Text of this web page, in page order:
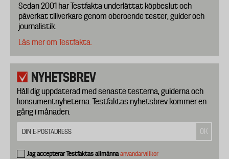
Sedan 2001 har Testfakta underlättat köpbeslut och
påverkat tillverkare genom oberoende tester, guider och
journalistik.
Läs mer om Testfakta.
NYHETSBREV
Håll dig uppdaterad med senaste testerna, guiderna och
konsumentnyheterna. Testfaktas nyhetsbrev kommer en
gång i månaden.
Jag accepterar Testfaktas allmännaanvändarvillkor